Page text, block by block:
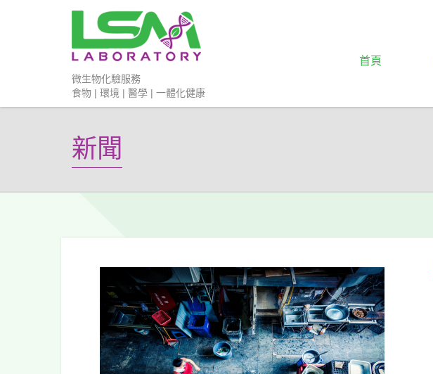
微生物化驗服務
食物 | 環境 | 醫學 | 一體化健康
首頁
新聞